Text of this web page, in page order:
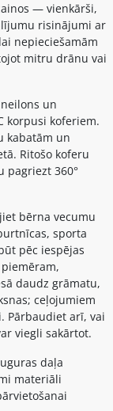
— vienkārši,
risinājumi ar
nepieciešamām
mitru drānu vai
un
korpusi koferiem.
kabatām un
Ritošo koferu
pagriezt 360°
bērna vecumu
sporta
pēc iespējas
daudz grāmatu,
ceļojumiem
arī, vai
viegli sakārtot.
daļa
materiāli